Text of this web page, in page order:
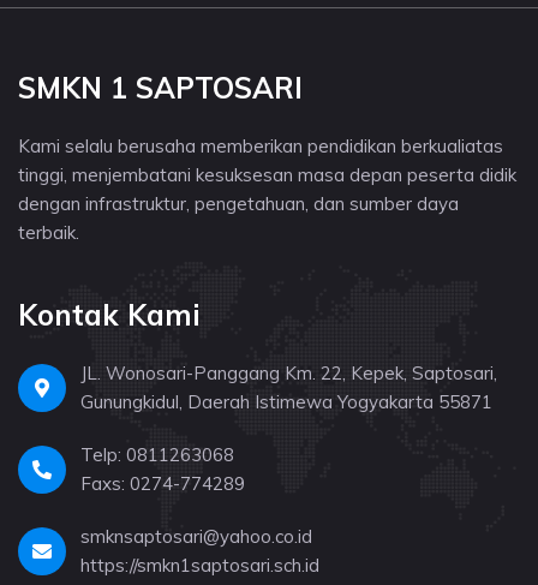
SMKN 1 SAPTOSARI
Kami selalu berusaha memberikan pendidikan berkualiatas
tinggi, menjembatani kesuksesan masa depan peserta didik
dengan infrastruktur, pengetahuan, dan sumber daya
terbaik.
Kontak Kami
JL. Wonosari-Panggang Km. 22, Kepek, Saptosari,
Gunungkidul, Daerah Istimewa Yogyakarta 55871
Telp: 0811263068
Faxs: 0274-774289
smknsaptosari@yahoo.co.id
https://smkn1saptosari.sch.id